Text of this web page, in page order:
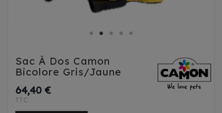
Sac À Dos Camon
Bicolore Gris/Jaune
64,40 €
TTC